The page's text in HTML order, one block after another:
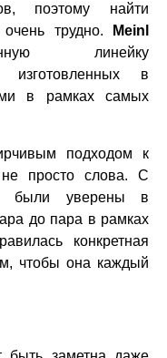
поэтому найти
трудно.
Meinl
линейку
изготовленных в
в рамках самых
подходом к
просто слова. С
были уверены в
до пара в рамках
конкретная
чтобы она каждый